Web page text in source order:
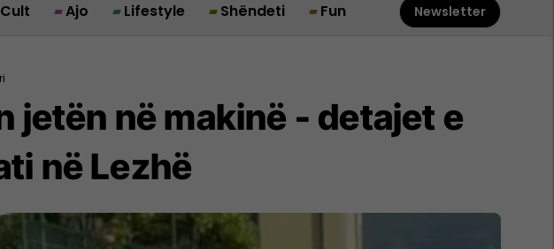
Cult Ajo Lifestyle Shëndeti Fun Newsletter
jetën në makinë - detajet e
në Lezhë